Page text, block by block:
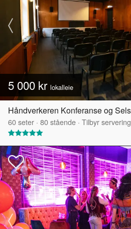
5 000 kr lokalleie
60seter · 80stående · Tilbyr servering